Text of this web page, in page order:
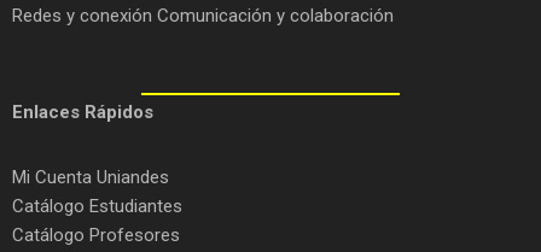
Redes y conexión Comunicación y colaboración
Enlaces Rápidos
Mi Cuenta Uniandes
Catálogo Estudiantes
Catálogo Profesores